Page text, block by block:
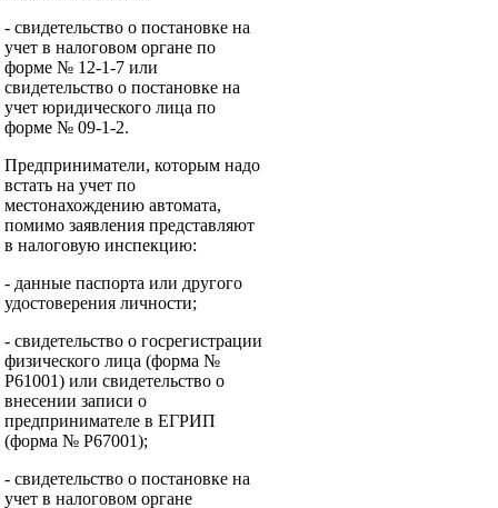
- свидетельство о постановке на
учет в налоговом органе по
форме № 12-1-7 или
свидетельство о постановке на
учет юридического лица по
форме № 09-1-2.
Предприниматели, которым надо
встать на учет по
местонахождению автомата,
помимо заявления представляют
в налоговую инспекцию:
- данные паспорта или другого
удостоверения личности;
- свидетельство о госрегистрации
физического лица (форма №
Р61001) или свидетельство о
внесении записи о
предпринимателе в ЕГРИП
(форма № Р67001);
- свидетельство о постановке на
учет в налоговом органе